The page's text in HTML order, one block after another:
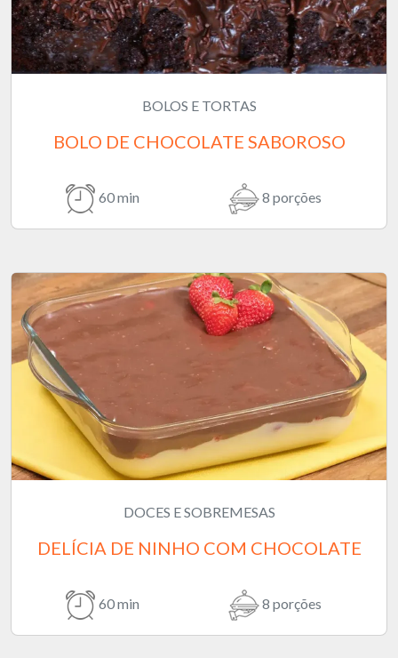
BOLOS E TORTAS
BOLO DE CHOCOLATE SABOROSO
60 min 8 porções
DOCES E SOBREMESAS
DELÍCIA DE NINHO COM CHOCOLATE
60 min 8 porções